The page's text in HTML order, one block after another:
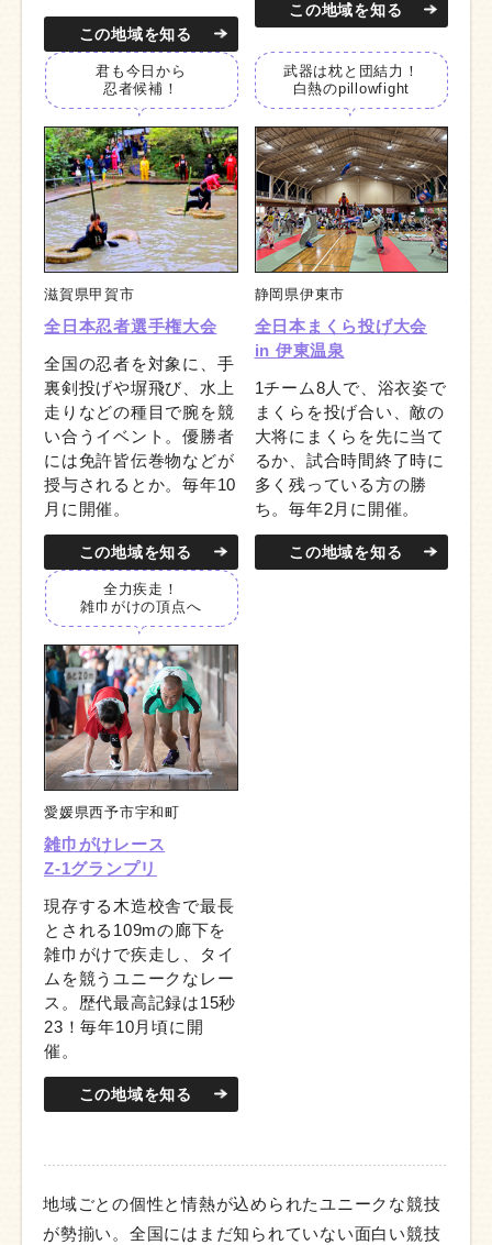
この地域を知る
この地域を知る
君も今日から
忍者候補！
滋賀県甲賀市
全日本忍者選手権大会
全国の忍者を対象に、手
裏剣投げや塀飛び、水上
走りなどの種目で腕を競
い合うイベント。優勝者
には免許皆伝巻物などが
授与されるとか。毎年10
月に開催。
この地域を知る
武器は枕と団結力！
白熱のpillowfight
静岡県伊東市
全日本まくら投げ大会
in 伊東温泉
1チーム8人で、浴衣姿で
まくらを投げ合い、敵の
大将にまくらを先に当て
るか、試合時間終了時に
多く残っている方の勝
ち。毎年2月に開催。
この地域を知る
全力疾走！
雑巾がけの頂点へ
愛媛県西予市宇和町
雑巾がけレース
Z-1グランプリ
現存する木造校舎で最長
とされる109mの廊下を
雑巾がけで疾走し、タイ
ムを競うユニークなレー
ス。歴代最高記録は15秒
23！毎年10月頃に開
催。
この地域を知る
地域ごとの個性と情熱が込められたユニークな競技
が勢揃い。全国にはまだ知られていない面白い競技